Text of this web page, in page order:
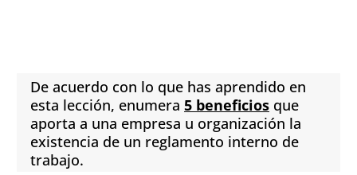
De acuerdo con lo que has aprendido en
esta lección, enumera 5 beneficios que
aporta a una empresa u organización la
existencia de un reglamento interno de
trabajo.